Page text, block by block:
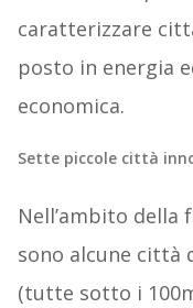
caratterizzare
posto in energia
economica.
Sette piccole città
Nell’ambito della
sono alcune città
(tutte sotto i